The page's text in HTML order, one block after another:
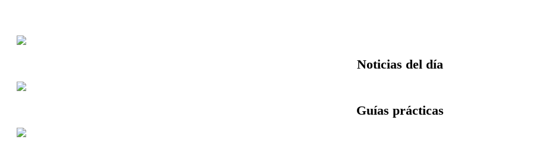
Noticias del día
Guías prácticas